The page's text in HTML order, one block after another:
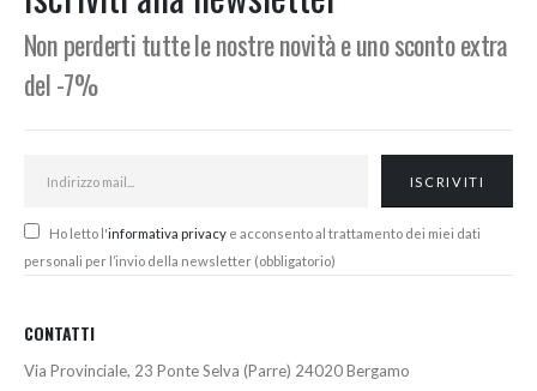
Non perderti tutte le nostre novità e uno sconto extra
del -7%
Ho letto l'informativa privacy e acconsento al trattamento dei miei dati
personali per l’invio della newsletter (obbligatorio)
CONTATTI
Via Provinciale, 23 Ponte Selva (Parre) 24020 Bergamo